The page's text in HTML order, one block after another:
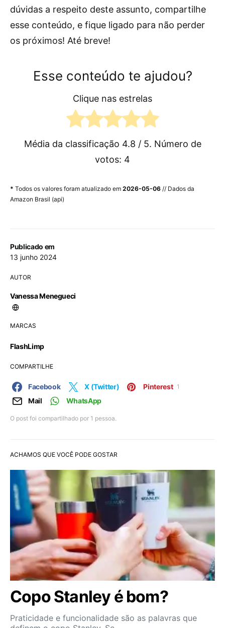
Publicado em
13 junho 2024
AUTOR
Vanessa Menegueci
MARCAS
FlashLimp
COMPARTILHE
O post foi compartilhado por 1 pessoa.
Facebook X (Twitter) Pinterest 1
Mail WhatsApp
dúvidas a respeito deste assunto, compartilhe
esse conteúdo, e fique ligado para não perder
os próximos! Até breve!
Esse conteúdo te ajudou?
Clique nas estrelas
Média da classificação 4.8 / 5. Número de
votos: 4
* Todos os valores foram atualizado em 2026-05-06 // Dados da
Amazon Brasil (api)
ACHAMOS QUE VOCÊ PODE GOSTAR
Copo Stanley é bom?
Praticidade e funcionalidade são as palavras que